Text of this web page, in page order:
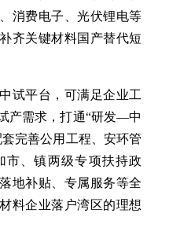
消费电子、光伏锂电等
齐关键材料国产替代短
试平台，可满足企业工
产需求，打通“研发—中
完善公用工程、安环管
市、镇两级专项扶持政
地补贴、专属服务等全
料企业落户湾区的理想